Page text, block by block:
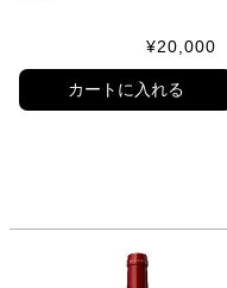
¥20,000
カートに入れる